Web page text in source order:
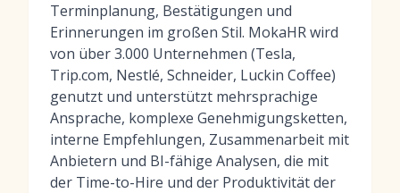
Terminplanung, Bestätigungen und
Erinnerungen im großen Stil. MokaHR wird
von über 3.000 Unternehmen (Tesla,
Trip.com, Nestlé, Schneider, Luckin Coffee)
genutzt und unterstützt mehrsprachige
Ansprache, komplexe Genehmigungsketten,
interne Empfehlungen, Zusammenarbeit mit
Anbietern und BI-fähige Analysen, die mit
der Time-to-Hire und der Produktivität der